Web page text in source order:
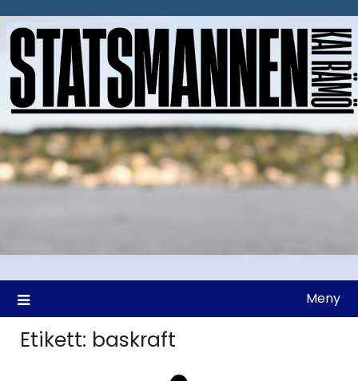
till
Meny
Etikett: baskraft